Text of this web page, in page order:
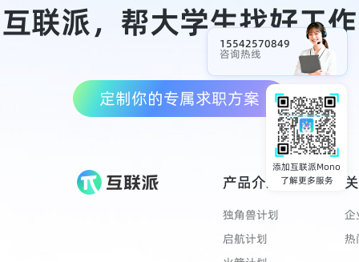
15542570849
咨询热线
添加互联派Mono
了解更多服务
互联派，帮大学生找好工作
定制你的专属求职方案
产品介绍
独角兽计划
启航计划
企
热